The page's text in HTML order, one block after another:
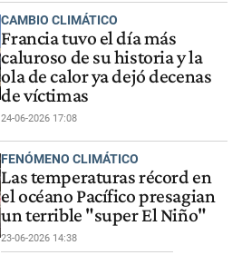
CAMBIO CLIMÁTICO
Francia tuvo el día más
caluroso de su historia y la
ola de calor ya dejó decenas
de víctimas
24-06-2026 17:08
FENÓMENO CLIMÁTICO
Las temperaturas récord en
el océano Pacífico presagian
un terrible "super El Niño"
23-06-2026 14:38